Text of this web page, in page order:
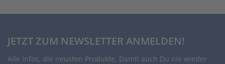
JETZT ZUM NEWSLETTER ANMELDEN!
Alle Infos, die neusten Produkte. Damit auch Du nie wieder